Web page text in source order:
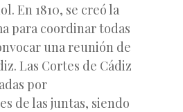
En 1810, se creó la
para coordinar todas
una reunión de
Las Cortes de Cádiz
por
de las juntas, siendo